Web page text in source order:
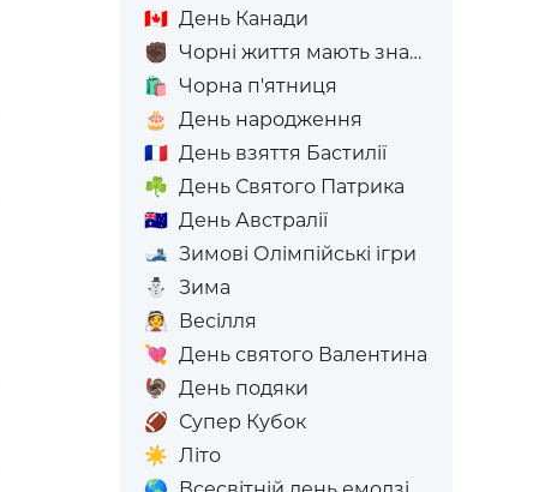
🇨🇦 День Канади
✊🏿 Чорні життя мають значення
🛍️
Чорна п'ятниця
🎂
День народження
🇫🇷 День взяття Бастилії
☘️ День Святого Патрика
🇦🇺 День Австралії
🎿 Зимові Олімпійські ігри
⛄
Зима
👰 Весілля
💘 День святого Валентина
🦃 День подяки
🏈 Супер Кубок
☀️ Літо